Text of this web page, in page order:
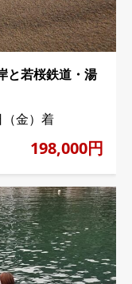
と若桜鉄道・湯
金）着
198,000円